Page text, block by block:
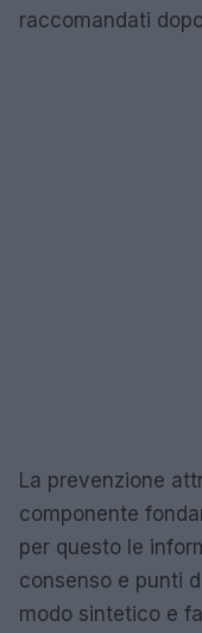
raccomandati
La prevenzione
componente
per questo le
consenso e punti
modo sintetico e